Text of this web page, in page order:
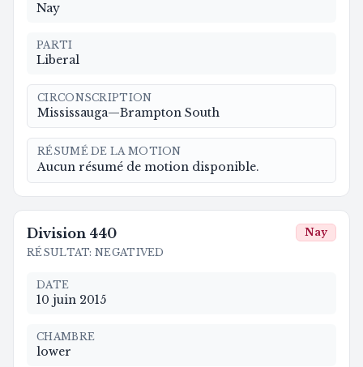
Nay
PARTI
Liberal
CIRCONSCRIPTION
Mississauga—Brampton South
RÉSUMÉ DE LA MOTION
Aucun résumé de motion disponible.
Division 440
RÉSULTAT: NEGATIVED
Nay
DATE
10 juin 2015
CHAMBRE
lower